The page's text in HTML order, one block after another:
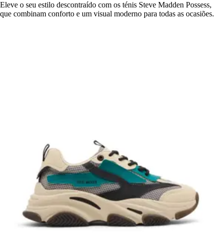
Eleve o seu estilo descontraído com os ténis Steve Madden Possess,
que combinam conforto e um visual moderno para todas as ocasiões.